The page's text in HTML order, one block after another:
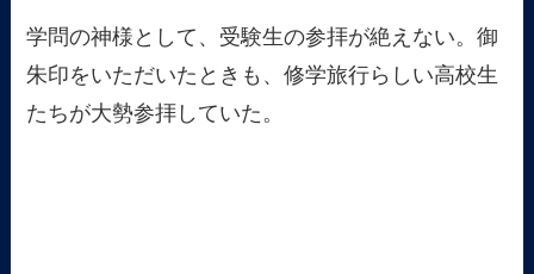
学問の神様として、受験生の参拝が絶えない。御
朱印をいただいたときも、修学旅行らしい高校生
たちが大勢参拝していた。